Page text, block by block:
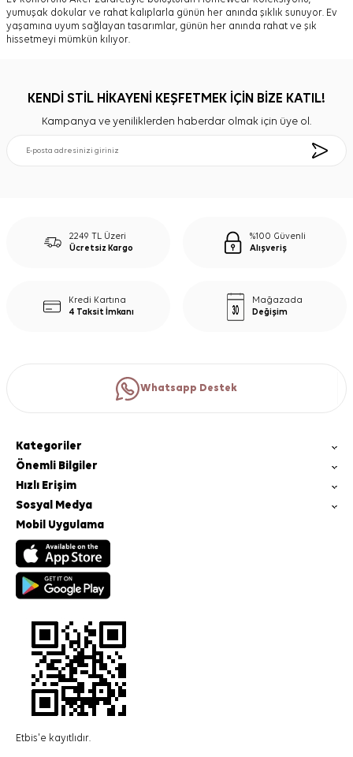
yumuşak dokular ve rahat kalıplarla günün her anında şıklık sunuyor. Ev
yaşamına uyum sağlayan tasarımlar, günün her anında rahat ve şık
hissetmeyi mümkün kılıyor.
KENDİ STİL HİKAYENİ KEŞFETMEK İÇİN BİZE KATIL!
Kampanya ve yeniliklerden haberdar olmak için üye ol.
2249 TL Üzeri
Ücretsiz Kargo
%100 Güvenli
Alışveriş
Kredi Kartına
4 Taksit İmkanı
Mağazada
Değişim
Whatsapp Destek
Kategoriler
Önemli Bilgiler
Hızlı Erişim
Sosyal Medya
Mobil Uygulama
Etbis'e kayıtlıdır.